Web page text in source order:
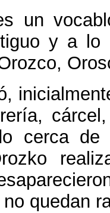
un
y a
cerca
quedan